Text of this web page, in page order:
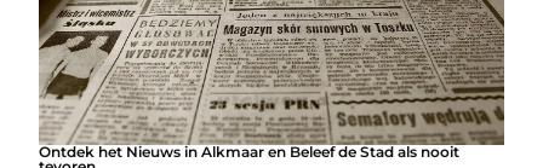
Ontdek het Nieuws in Alkmaar en Beleef de Stad als nooit